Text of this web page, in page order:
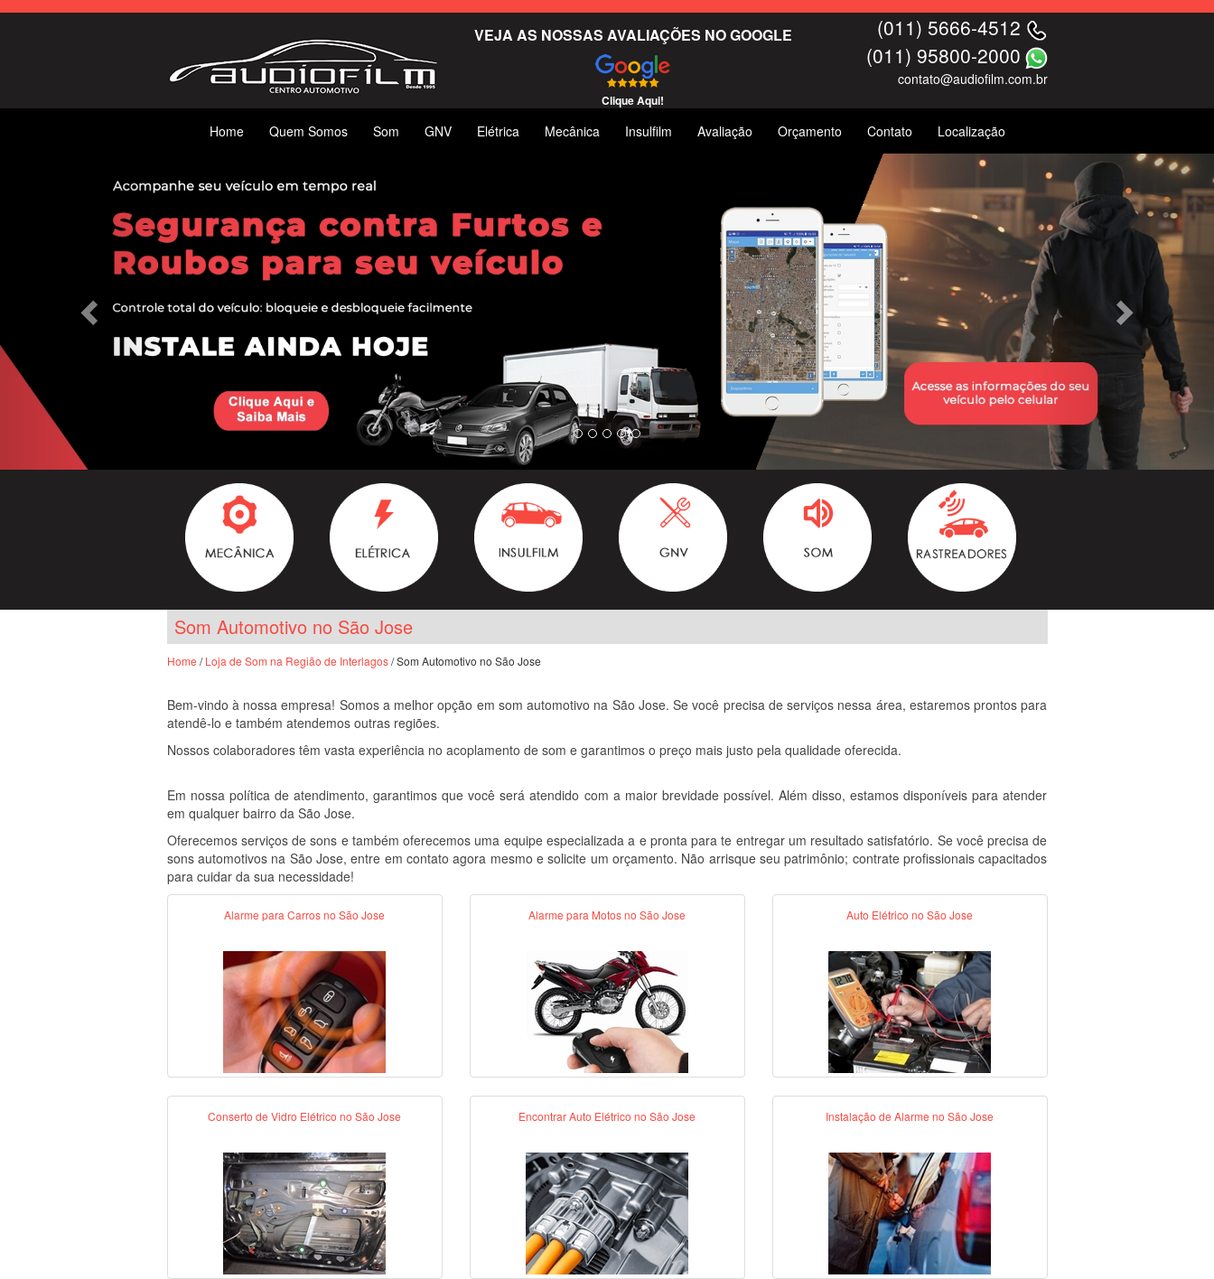
VEJA AS NOSSAS AVALIAÇÕES NO GOOGLE
Clique Aqui!
(011) 5666-4512
(011) 95800-2000
contato@audiofilm.com.br
Home Quem Somos Som GNV Elétrica Mecânica Insulfilm Avaliação Orçamento Contato Localização
Next
Som Automotivo no São Jose
Home /Loja de Som na Região de Interlagos/ Som Automotivo no São Jose
Bem-vindo à nossa empresa! Somos a melhor opção em som automotivo na São Jose. Se você precisa de serviços nessa área, estaremos prontos para
atendê-lo e também atendemos outras regiões.
Nossos colaboradores têm vasta experiência no acoplamento de som e garantimos o preço mais justo pela qualidade oferecida.
Em nossa política de atendimento, garantimos que você será atendido com a maior brevidade possível. Além disso, estamos disponíveis para atender
em qualquer bairro da São Jose.
Oferecemos serviços de sons e também oferecemos uma equipe especializada a e pronta para te entregar um resultado satisfatório. Se você precisa de
sons automotivos na São Jose, entre em contato agora mesmo e solicite um orçamento. Não arrisque seu patrimônio; contrate profissionais capacitados
para cuidar da sua necessidade!
Alarme para Carros no São Jose Alarme para Motos no São Jose Auto Elétrico no São Jose
Conserto de Vidro Elétrico no São Jose Encontrar Auto Elétrico no São Jose Instalação de Alarme no São Jose